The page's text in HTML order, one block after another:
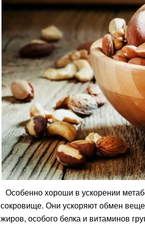
Особенно хороши в ускорении
сокровище. Они ускоряют обмен
жиров, особого белка и витаминов